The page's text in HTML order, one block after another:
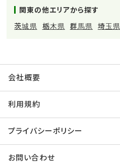
関東の他エリアから探す
茨城県
栃木県 群馬県 埼玉県
会社概要
利用規約
プライバシーポリシー
お問い合わせ